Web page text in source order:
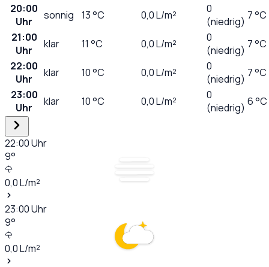
20:00
Uhr
sonnig 13°C 0,0L/m²
0
(niedrig) 7 °C
21:00
Uhr
klar 11 °C 0,0L/m²
0
(niedrig) 7 °C
22:00
Uhr
klar 10°C 0,0L/m²
0
(niedrig) 7 °C
23:00
Uhr
klar 10°C 0,0L/m²
0
(niedrig) 6 °C
22:00Uhr
9°
0,0L/m²
23:00Uhr
9°
0,0L/m²